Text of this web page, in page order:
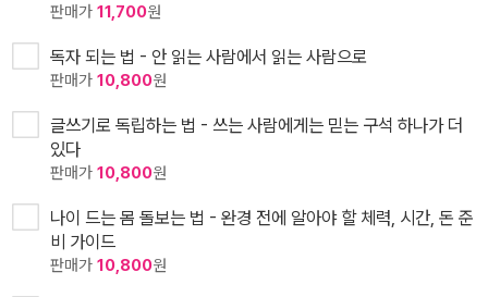
판매가 11,700원
독자 되는 법 - 안 읽는 사람에서 읽는 사람으로
판매가 10,800원
글쓰기로 독립하는 법 - 쓰는 사람에게는 믿는 구석 하나가 더
있다
판매가 10,800원
나이 드는 몸 돌보는 법 - 완경 전에 알아야 할 체력, 시간, 돈 준
비 가이드
판매가 10,800원